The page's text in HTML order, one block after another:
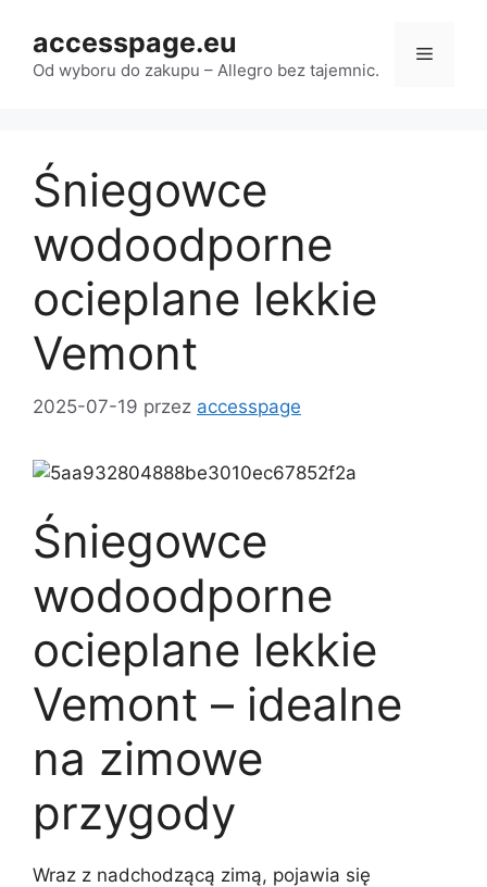
treści
accesspage.eu
Od wyboru do zakupu – Allegro bez tajemnic.
Menu
Śniegowce
wodoodporne
ocieplane lekkie
Vemont
2025-07-19 przez accesspage
Śniegowce
wodoodporne
ocieplane lekkie
Vemont – idealne
na zimowe
przygody
Wraz z nadchodzącą zimą, pojawia się